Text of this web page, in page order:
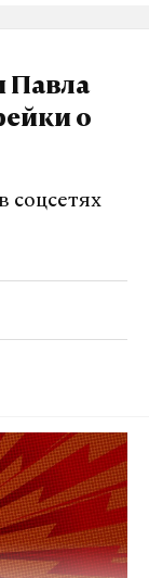
Павла
о
соцсетях